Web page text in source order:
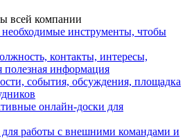
всей компании
инструменты, чтобы
контакты, интересы,
полезная информация
события, обсуждения, площадка
онлайн-доски для
для работы с внешними командами и